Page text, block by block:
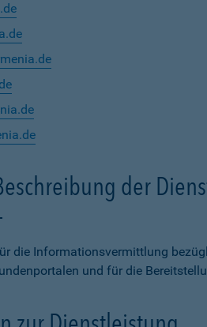
der
die Informationsvermittlung
und für die